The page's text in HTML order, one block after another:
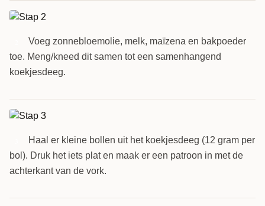
Voeg zonnebloemolie, melk, maïzena en bakpoeder
toe. Meng/kneed dit samen tot een samenhangend
koekjesdeeg.
Haal er kleine bollen uit het koekjesdeeg (12 gram per
bol). Druk het iets plat en maak er een patroon in met de
achterkant van de vork.